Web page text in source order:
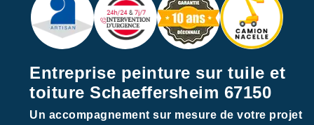
Entreprise peinture sur tuile et
toiture Schaeffersheim 67150
Un accompagnement sur mesure de votre projet